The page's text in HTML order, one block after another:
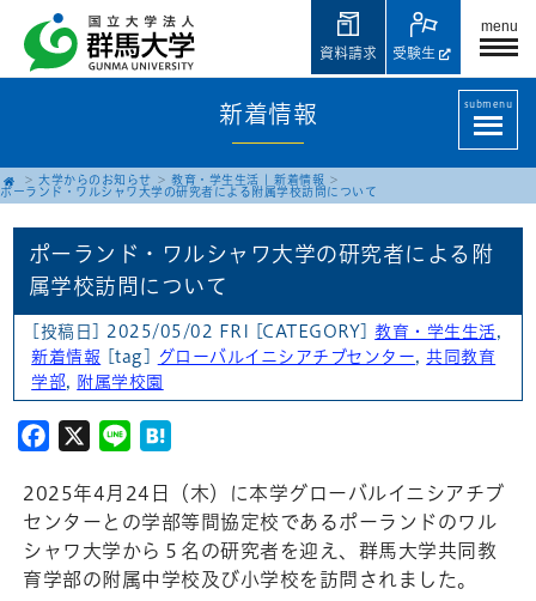
menu
受験生
資料請求
新着情報 submenu
大学からのお知らせ 教育・学生生活
新着情報
ポーランド・ワルシャワ大学の研究者による附属学校訪問について
ポーランド・ワルシャワ大学の研究者による附
属学校訪問について
[投稿日] 2025/05/02 FRI [CATEGORY] 教育・学生生活,
新着情報 [tag] グローバルイニシアチブセンター, 共同教育
学部, 附属学校園
Facebook
X Line
2025年4月24日（木）に本学グローバルイニシアチブ
センターとの学部等間協定校であるポーランドのワル
シャワ大学から５名の研究者を迎え、群馬大学共同教
育学部の附属中学校及び小学校を訪問されました。